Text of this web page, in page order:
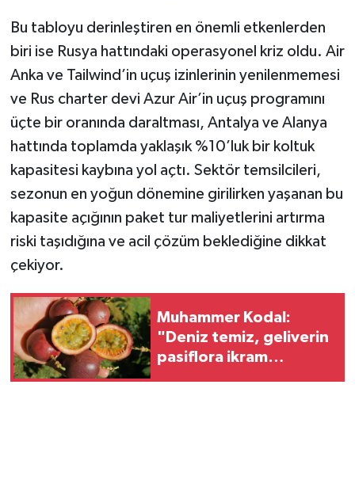
Bu tabloyu derinleştiren en önemli etkenlerden
biri ise Rusya hattındaki operasyonel kriz oldu. Air
Anka ve Tailwind’in uçuş izinlerinin yenilenmemesi
ve Rus charter devi Azur Air’in uçuş programını
üçte bir oranında daraltması, Antalya ve Alanya
hattında toplamda yaklaşık %10’luk bir koltuk
kapasitesi kaybına yol açtı. Sektör temsilcileri,
sezonun en yoğun dönemine girilirken yaşanan bu
kapasite açığının paket tur maliyetlerini artırma
riski taşıdığına ve acil çözüm beklediğine dikkat
çekiyor.
Muhammer Kodal:
"Deniz temiz, geliverin
pasiflora ikram